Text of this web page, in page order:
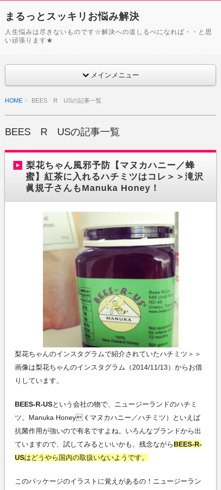
まるっとスッキリお悩み解決
人生悩みは尽きないものです☆解決への道しるべになれば・・と思
い頑張ります★
メインメニュー
HOME BEES R USの記事一覧
BEES R USの記事一覧
梨花ちゃん風邪予防【マヌカハニー／蜂
蜜】紅茶に入れるハチミツはコレ＞＞滝沢
眞規子さんもManuka Honey！
梨花ちゃんのインスタグラムで紹介されていたハチミツ＞＞
画像は梨花ちゃんのインスタグラム（2014/11/13）からお借
りしています。
BEES-R-USという会社の物で、ニュージーランドのハチミ
ツ。Manuka Honey（マヌカハニー／ハチミツ）といえば
抗菌作用が強いので有名ですよね。いろんなブランドから出
ていますので、試してみるといいかも。残念ながらBEES-R-
USはどうやら国内の取扱いないようです。
このパッケージのイラストに覚えがあるの！ニュージーラン